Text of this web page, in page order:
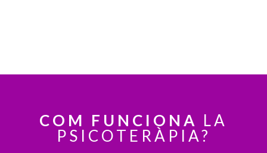
COM FUNCIONA LA
PSICOTERÀPIA?